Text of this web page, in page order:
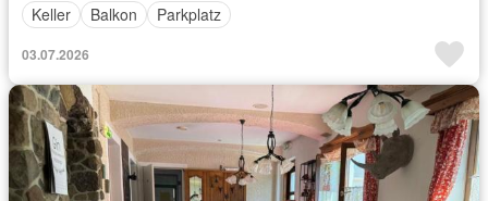
Keller
Balkon Parkplatz
03.07.2026